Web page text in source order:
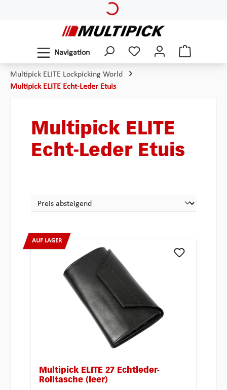
Loading...
Navigation
Multipick ELITE Lockpicking World
Multipick ELITE Echt-Leder Etuis
Multipick ELITE
Echt-Leder Etuis
AUF LAGER
Multipick ELITE 27 Echtleder-
Rolltasche (leer)